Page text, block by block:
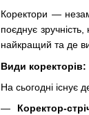
Коректори —
поєднує
найкращий та де
Види коректорів:
На сьогодні існує
Коректор-